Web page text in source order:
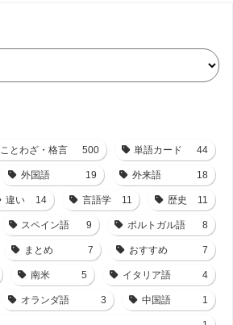
ことわざ・格言 500 単語カード 44
外国語 19 外来語 18
違い 14 言語学 11 歴史 11
スペイン語 9 ポルトガル語 8
まとめ 7 おすすめ 7
南米 5 イタリア語 4
オランダ語 3 中国語 1